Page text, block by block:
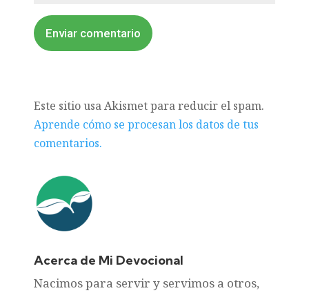
Enviar comentario
Este sitio usa Akismet para reducir el spam.
Aprende cómo se procesan los datos de tus
comentarios.
Acerca de Mi Devocional
Nacimos para servir y servimos a otros,